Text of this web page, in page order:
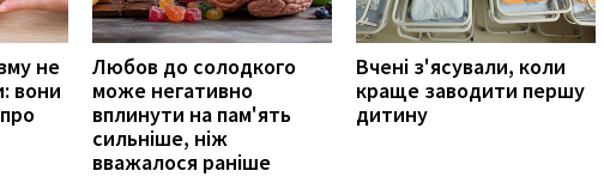
не
вони
Любов до солодкого
може негативно
вплинути на пам'ять
сильніше, ніж
вважалося раніше
Вчені з'ясували, коли
краще заводити першу
дитину